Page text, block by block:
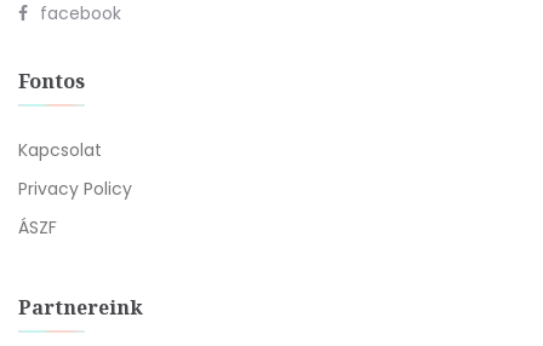
facebook
Fontos
Kapcsolat
Privacy Policy
ÁSZF
Partnereink